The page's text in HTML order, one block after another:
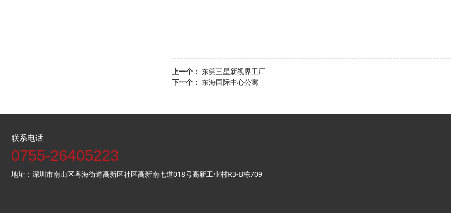
上一个： 东莞三星新视界工厂
下一个： 东海国际中心公寓
联系电话
0755-26405223
地址：深圳市南山区粤海街道高新区社区高新南七道018号高新工业村R3-B栋709